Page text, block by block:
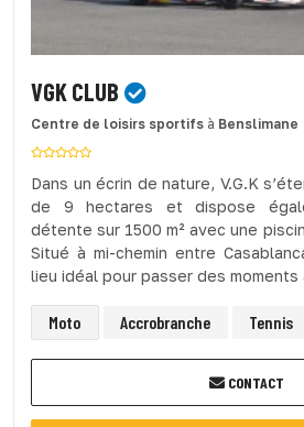
VGK CLUB
Centre de loisirs sportifs à Benslimane
Dans un écrin de nature, V.G.K
de 9 hectares et dispose
détente sur 1500 m² avec une
Situé à mi-chemin entre
lieu idéal pour passer des moments
Moto Accrobranche Tennis
CONTACT